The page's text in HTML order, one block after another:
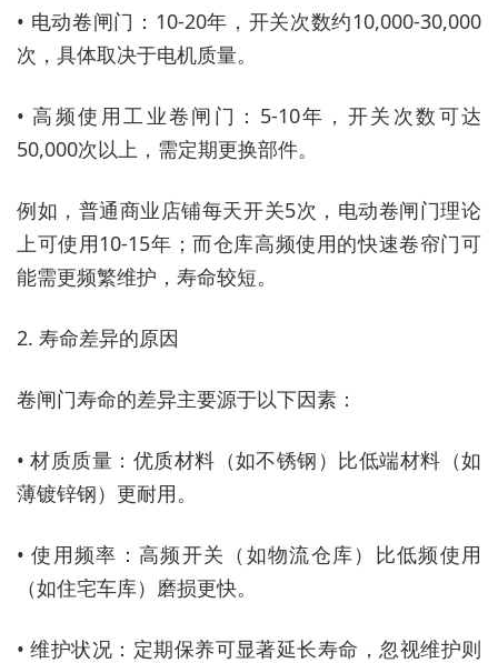
• 电动卷闸门：10-20年，开关次数约10,000-30,000
次，具体取决于电机质量。
• 高频使用工业卷闸门：5-10年，开关次数可达
50,000次以上，需定期更换部件。
例如，普通商业店铺每天开关5次，电动卷闸门理论
上可使用10-15年；而仓库高频使用的快速卷帘门可
能需更频繁维护，寿命较短。
2. 寿命差异的原因
卷闸门寿命的差异主要源于以下因素：
• 材质质量：优质材料（如不锈钢）比低端材料（如
薄镀锌钢）更耐用。
• 使用频率：高频开关（如物流仓库）比低频使用
（如住宅车库）磨损更快。
• 维护状况：定期保养可显著延长寿命，忽视维护则